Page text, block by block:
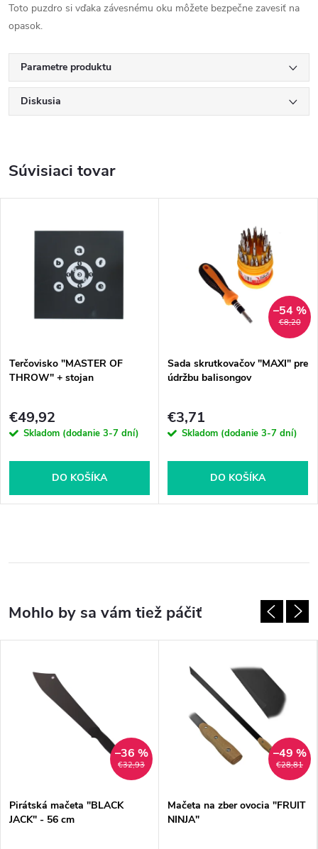
Toto puzdro si vďaka závesnému oku môžete bezpečne zavesiť na
opasok.
Parametre produktu
Diskusia
Súvisiaci tovar
Terčovisko "MASTER OF
THROW" + stojan
€49,92
Skladom (dodanie 3-7 dní)
DO KOŠÍKA
€8,20
–54 %
Sada skrutkovačov "MAXI" pre
údržbu balisongov
€3,71
Skladom (dodanie 3-7 dní)
DO KOŠÍKA
€32,93
–36 %
Pirátská mačeta "BLACK
JACK" - 56 cm
€28,81
–49 %
Mačeta na zber ovocia "FRUIT
NINJA"